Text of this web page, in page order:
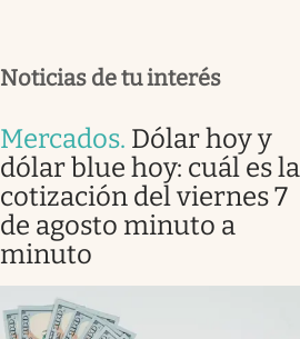
Noticias de tu interés
Mercados. Dólar hoy y
dólar blue hoy: cuál es la
cotización del viernes 7
de agosto minuto a
minuto